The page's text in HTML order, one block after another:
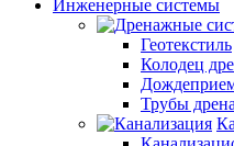
Инженерные системы
Геотекстиль
Колодец
Трубы